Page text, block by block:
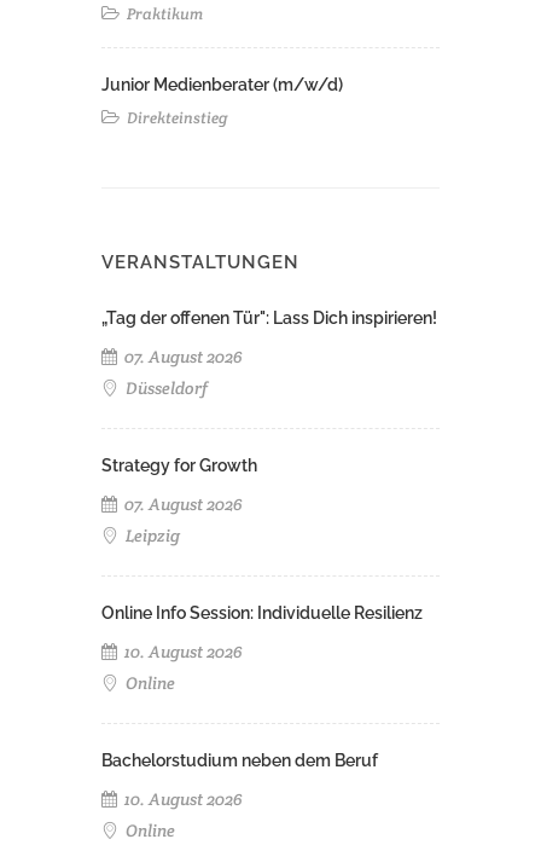
Praktikum
Junior Medienberater (m/w/d)
Direkteinstieg
VERANSTALTUNGEN
„Tag der offenen Tür": Lass Dich inspirieren!
07. August 2026
Düsseldorf
Strategy for Growth
07. August 2026
Leipzig
Online Info Session: Individuelle Resilienz
10. August 2026
Online
Bachelorstudium neben dem Beruf
10. August 2026
Online